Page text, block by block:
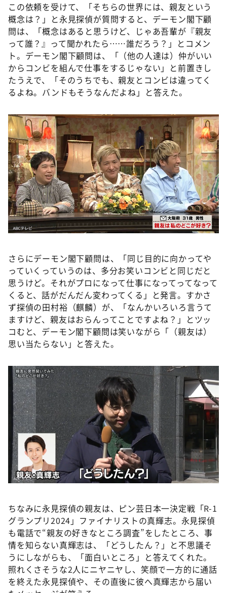
この依頼を受けて、「そちらの世界には、親友という
概念は？」と永見探偵が質問すると、デーモン閣下顧
問は、「概念はあると思うけど、じゃあ吾輩が『親友
って誰？』って聞かれたら……誰だろう？」とコメン
ト。デーモン閣下顧問は、「（他の人達は）仲がいい
からコンビを組んで仕事をするじゃない」と前置きし
たうえで、「そのうちでも、親友とコンビは違ってく
るよね。バンドもそうなんだよね」と答えた。
さらにデーモン閣下顧問は、「同じ目的に向かってや
っていくっていうのは、多分お笑いコンビと同じだと
思うけど。それがプロになって仕事になってってなって
くると、話がだんだん変わってくる」と発言。すかさ
ず探偵の田村裕（麒麟）が、「なんかいろいろ言うて
ますけど、親友はおらんってことですよね？」とツッ
コむと、デーモン閣下顧問は笑いながら「（親友は）
思い当たらない」と答えた。
ちなみに永見探偵の親友は、ピン芸日本一決定戦「R-1
グランプリ2024」ファイナリストの真輝志。永見探偵
も電話で“親友の好きなところ調査”をしたところ、事
情を知らない真輝志は、「どうしたん？」と不思議そ
うにしながらも、「面白いところ」と答えてくれた。
照れくさそうな2人にニヤニヤし、笑顔で一方的に通話
を終えた永見探偵や、その直後に彼へ真輝志から届い